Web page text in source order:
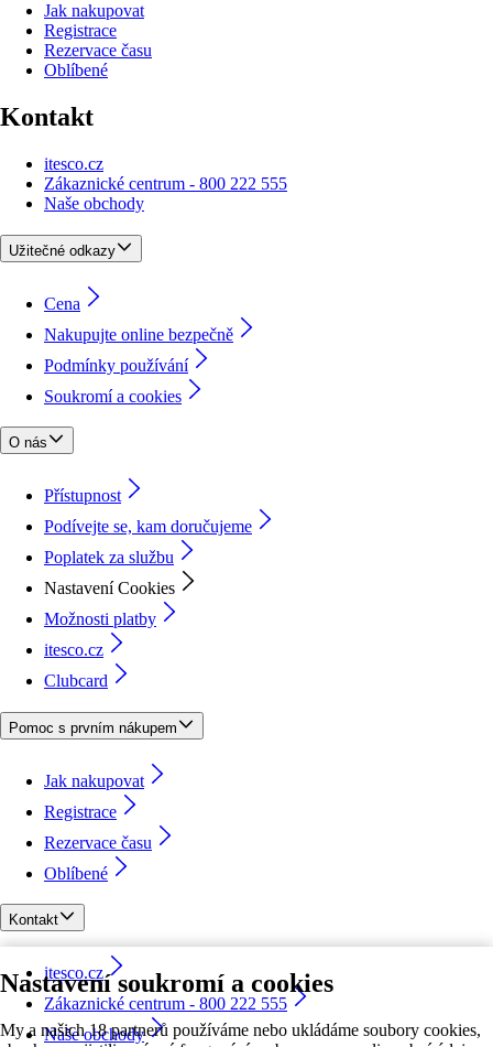
Nastavení soukromí a cookies
My a našich 18 partnerů používáme nebo ukládáme soubory cookies,
Jak nakupovat
Registrace
Rezervace času
Oblíbené
Kontakt
itesco.cz
Zákaznické centrum - 800 222 555
Naše obchody
Užitečné odkazy
Cena
Nakupujte online bezpečně
Podmínky používání
Soukromí a cookies
O nás
Přístupnost
Podívejte se, kam doručujeme
Poplatek za službu
Nastavení Cookies
Možnosti platby
itesco.cz
Clubcard
Pomoc s prvním nákupem
Jak nakupovat
Registrace
Rezervace času
Oblíbené
Kontakt
itesco.cz
Zákaznické centrum - 800 222 555
Naše obchody